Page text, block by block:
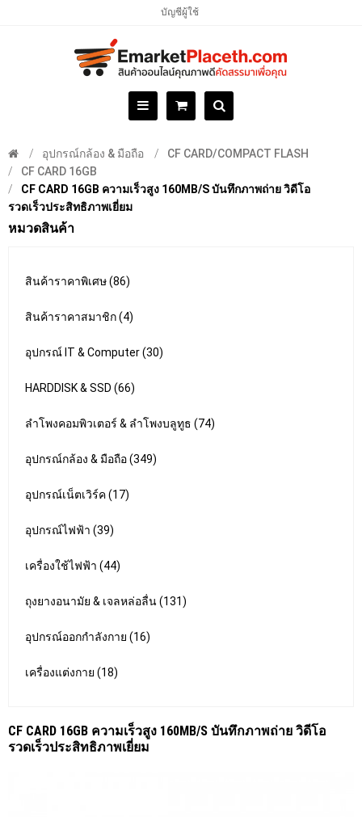
บัญชีผู้ใช้
อุปกรณ์กล้อง & มือถือ
CF CARD/COMPACT FLASH
CF CARD 16GB
CF CARD 16GB ความเร็วสูง 160MB/S บันทึกภาพถ่าย วิดีโอ
รวดเร็วประสิทธิภาพเยี่ยม
หมวดสินค้า
สินค้าราคาพิเศษ (86)
สินค้าราคาสมาชิก (4)
อุปกรณ์ IT & Computer (30)
HARDDISK & SSD (66)
ลำโพงคอมพิวเตอร์ & ลำโพงบลูทูธ (74)
อุปกรณ์กล้อง & มือถือ (349)
อุปกรณ์เน็ตเวิร์ค (17)
อุปกรณ์ไฟฟ้า (39)
เครื่องใช้ไฟฟ้า (44)
ถุงยางอนามัย & เจลหล่อลื่น (131)
อุปกรณ์ออกกำลังกาย (16)
เครื่องแต่งกาย (18)
CF CARD 16GB ความเร็วสูง 160MB/S บันทึกภาพถ่าย วิดีโอ
รวดเร็วประสิทธิภาพเยี่ยม